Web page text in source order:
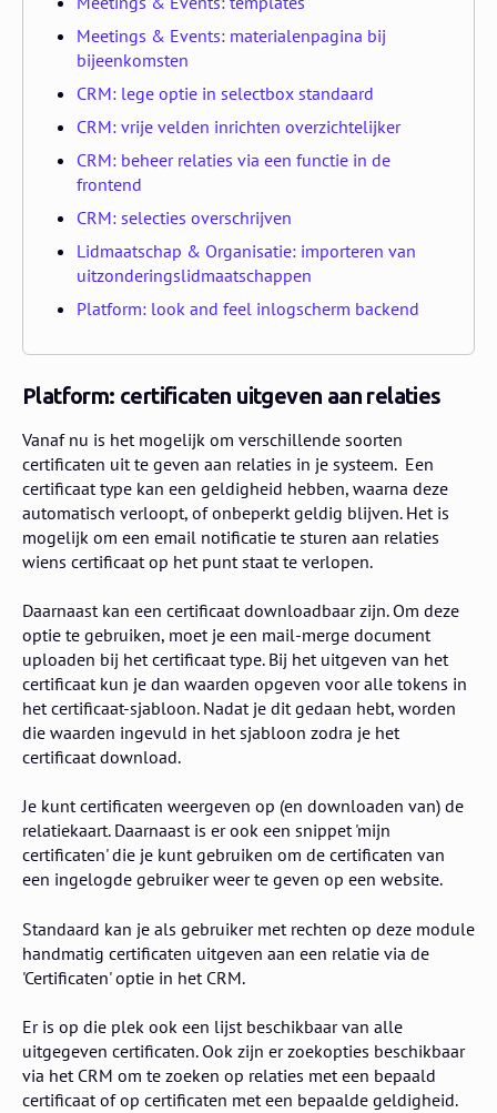
Meetings & Events: materialenpagina bij
bijeenkomsten
CRM: lege optie in selectbox standaard
CRM: vrije velden inrichten overzichtelijker
CRM: beheer relaties via een functie in de
frontend
CRM: selecties overschrijven
Lidmaatschap & Organisatie: importeren van
uitzonderingslidmaatschappen
Platform: look and feel inlogscherm backend
Platform: certificaten uitgeven aan relaties
Vanaf nu is het mogelijk om verschillende soorten
certificaten uit te geven aan relaties in je systeem. Een
certificaat type kan een geldigheid hebben, waarna deze
automatisch verloopt, of onbeperkt geldig blijven. Het is
mogelijk om een email notificatie te sturen aan relaties
wiens certificaat op het punt staat te verlopen.
Daarnaast kan een certificaat downloadbaar zijn. Om deze
optie te gebruiken, moet je een mail-merge document
uploaden bij het certificaat type. Bij het uitgeven van het
certificaat kun je dan waarden opgeven voor alle tokens in
het certificaat-sjabloon. Nadat je dit gedaan hebt, worden
die waarden ingevuld in het sjabloon zodra je het
certificaat download.
Je kunt certificaten weergeven op (en downloaden van) de
relatiekaart. Daarnaast is er ook een snippet 'mijn
certificaten' die je kunt gebruiken om de certificaten van
een ingelogde gebruiker weer te geven op een website.
Standaard kan je als gebruiker met rechten op deze module
handmatig certificaten uitgeven aan een relatie via de
'Certificaten' optie in het CRM.
Er is op die plek ook een lijst beschikbaar van alle
uitgegeven certificaten. Ook zijn er zoekopties beschikbaar
via het CRM om te zoeken op relaties met een bepaald
certificaat of op certificaten met een bepaalde geldigheid.